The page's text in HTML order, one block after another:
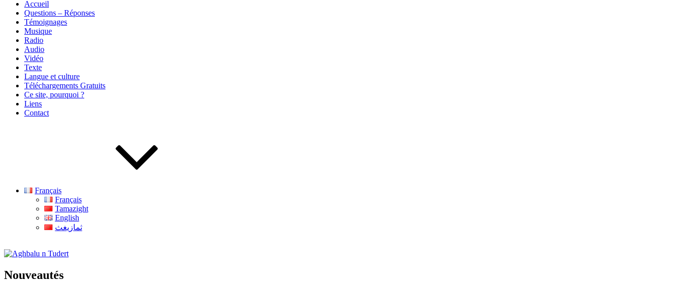
Accueil
Questions – Réponses
Témoignages
Musique
Radio
Audio
Vidéo
Texte
Langue et culture
Téléchargements Gratuits
Ce site, pourquoi ?
Liens
Contact
Français
Français
Tamazight
English
ثمازيغث
Aghbalu n Tudert
Nouveautés